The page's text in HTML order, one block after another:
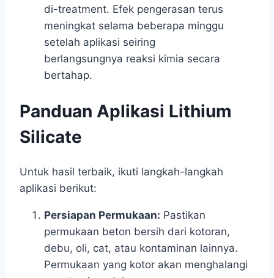
di-treatment. Efek pengerasan terus
meningkat selama beberapa minggu
setelah aplikasi seiring
berlangsungnya reaksi kimia secara
bertahap.
Panduan Aplikasi Lithium
Silicate
Untuk hasil terbaik, ikuti langkah-langkah
aplikasi berikut:
Persiapan Permukaan: Pastikan
permukaan beton bersih dari kotoran,
debu, oli, cat, atau kontaminan lainnya.
Permukaan yang kotor akan menghalangi